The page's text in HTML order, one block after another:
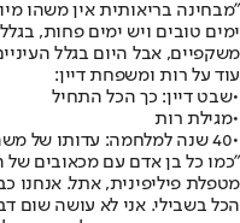
"מבחינה בריאותית אין משהו
ימים טובים ויש ימים פחות,
משקפיים, אבל היום בגלל
עוד על רות ומשפחת דיין:
•שבט דיין: כך הכל התחיל
•מגילת רות
•40 שנה למלחמה: עדותו של משה דיין נחשפת
"כמו כל בן אדם עם מכאובים של
הכל בשבילי. אני לא עושה שום